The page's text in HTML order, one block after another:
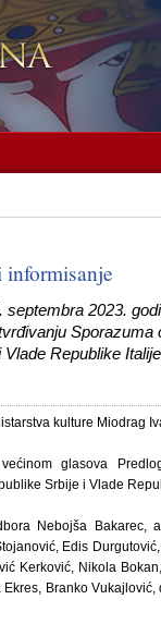
informisanje
2023.
Sporazuma
Republike
kulture Miodrag
glasova
Srbije i Vlade
Nebojša Bakarec,
Edis
Kerković, Nikola
Branko